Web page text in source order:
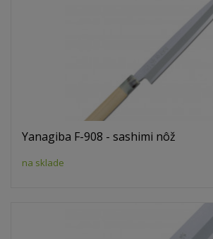
Yanagiba F-908 - sashimi nôž
na sklade